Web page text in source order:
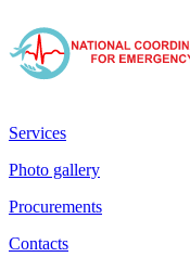
Services
Photo gallery
Procurements
Contacts